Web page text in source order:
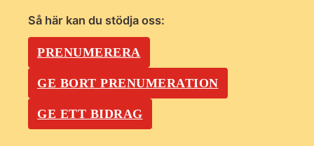
Så här kan du stödja oss:
PRENUMERERA
GE BORT PRENUMERATION
GE ETT BIDRAG